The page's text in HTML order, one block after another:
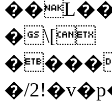
�\[
�/